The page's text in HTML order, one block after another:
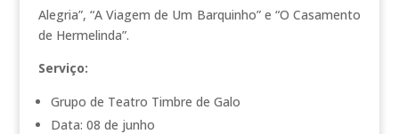
Alegria”, “A Viagem de Um Barquinho” e “O Casamento
de Hermelinda”.
Serviço:
Grupo de Teatro Timbre de Galo
Data: 08 de junho